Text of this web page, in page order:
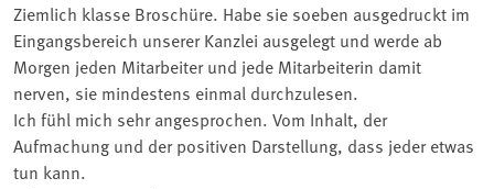
Ziemlich klasse Broschüre. Habe sie soeben ausgedruckt im
Eingangsbereich unserer Kanzlei ausgelegt und werde ab
Morgen jeden Mitarbeiter und jede Mitarbeiterin damit
nerven, sie mindestens einmal durchzulesen.
Ich fühl mich sehr angesprochen. Vom Inhalt, der
Aufmachung und der positiven Darstellung, dass jeder etwas
tun kann.